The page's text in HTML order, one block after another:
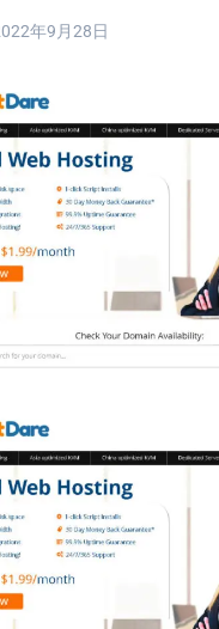
年9月28日